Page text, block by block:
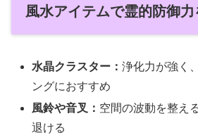
風水アイテムで霊的防御力
水晶クラスター：浄化力が強く
ングにおすすめ
風鈴や音叉： 空間の波動を整え
退ける